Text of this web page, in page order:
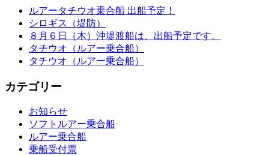
ルアータチウオ乗合船 出船予定！
シロギス（堤防）
８月６日（木）沖堤渡船は、出船予定です。
タチウオ（ルアー乗合船）
タチウオ（ルアー乗合船）
カテゴリー
お知らせ
ソフトルアー乗合船
ルアー乗合船
乗船受付票